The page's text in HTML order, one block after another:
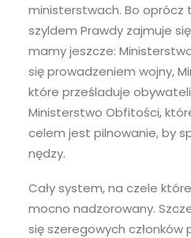
ministerstwach. Bo oprócz
szyldem Prawdy zajmuje
mamy jeszcze:
się prowadzeniem wojny,
które prześladuje
Ministerstwo Obfitości,
celem jest pilnowanie, by
nędzy.
Cały system, na czele
mocno nadzorowany.
się szeregowych członków